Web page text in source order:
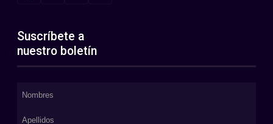
Suscríbete a
nuestro boletín